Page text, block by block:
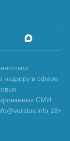
надзору в сфере
СМИ:
18+